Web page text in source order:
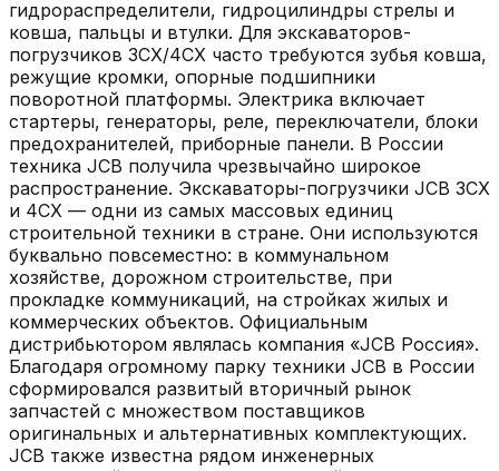
гидрораспределители, гидроцилиндры стрелы и
ковша, пальцы и втулки. Для экскаваторов-
погрузчиков 3CX/4CX часто требуются зубья ковша,
режущие кромки, опорные подшипники
поворотной платформы. Электрика включает
стартеры, генераторы, реле, переключатели, блоки
предохранителей, приборные панели. В России
техника JCB получила чрезвычайно широкое
распространение. Экскаваторы-погрузчики JCB 3CX
и 4CX — одни из самых массовых единиц
строительной техники в стране. Они используются
буквально повсеместно: в коммунальном
хозяйстве, дорожном строительстве, при
прокладке коммуникаций, на стройках жилых и
коммерческих объектов. Официальным
дистрибьютором являлась компания «JCB Россия».
Благодаря огромному парку техники JCB в России
сформировался развитый вторичный рынок
запчастей с множеством поставщиков
оригинальных и альтернативных комплектующих.
JCB также известна рядом инженерных